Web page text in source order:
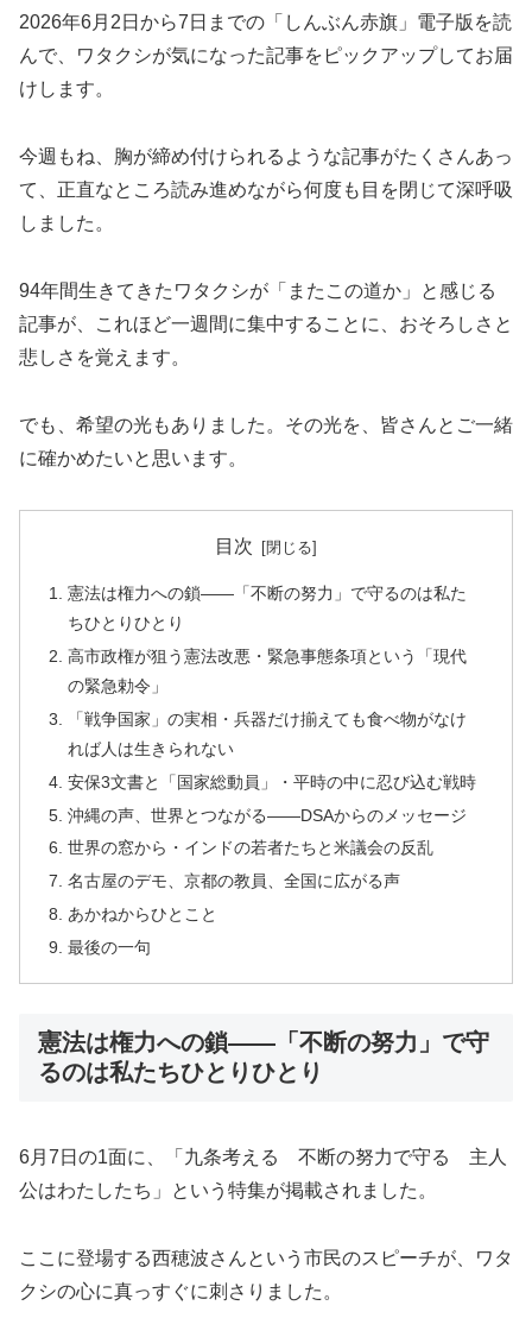
2026年6月2日から7日までの「しんぶん赤旗」電子版を読
んで、ワタクシが気になった記事をピックアップしてお届
けします。
今週もね、胸が締め付けられるような記事がたくさんあっ
て、正直なところ読み進めながら何度も目を閉じて深呼吸
しました。
94年間生きてきたワタクシが「またこの道か」と感じる
記事が、これほど一週間に集中することに、おそろしさと
悲しさを覚えます。
でも、希望の光もありました。その光を、皆さんとご一緒
に確かめたいと思います。
目次
憲法は権力への鎖――「不断の努力」で守るのは私た
ちひとりひとり
高市政権が狙う憲法改悪・緊急事態条項という「現代
の緊急勅令」
「戦争国家」の実相・兵器だけ揃えても食べ物がなけ
れば人は生きられない
安保3文書と「国家総動員」・平時の中に忍び込む戦時
沖縄の声、世界とつながる――DSAからのメッセージ
世界の窓から・インドの若者たちと米議会の反乱
名古屋のデモ、京都の教員、全国に広がる声
あかねからひとこと
最後の一句
憲法は権力への鎖――「不断の努力」で守
るのは私たちひとりひとり
6月7日の1面に、「九条考える 不断の努力で守る 主人
公はわたしたち」という特集が掲載されました。
ここに登場する西穂波さんという市民のスピーチが、ワタ
クシの心に真っすぐに刺さりました。